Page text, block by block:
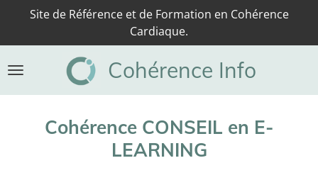
Passer
contenu
principal
Cohérence Info
Site de Référence et de Formation en Cohérence
Cardiaque.
Cohérence CONSEIL en E-
LEARNING